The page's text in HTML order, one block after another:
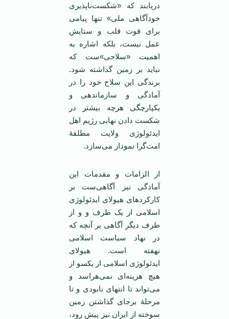
دریابند که «شکست‌ناپذیری
خودآگاهی ملی» تنها پیامی
برای قوت قلب و ستایش
عمل نیست، بلکه اشاره به
اهمیت «سلاحی»‌ست که
نباید بر زمین گذاشته شود.
برندگی این سلاح خود را در
آمادگی و سازماندهی و
یکپارچگی هرچه بیشتر در
شکست دادن نهایی رژیم اهل
ایدئولوژی ولایت مطلقۀ
امت‌گرا نمودار می‌سازد.
از الزامات و مقدمات این
آمادگی نیز آگاهی‌ست بر
کارکردهای هیولای ایدئولوژی
اسلامی از یک طرف و و از
طرف دیگر آگاهی بر آنچه که
در نهاد سیاست اسلامی
نهفته است. هیولای
ایدئولوژی اسلامی از یکسو از
هیچ هزینه‌ای نمی‌هراسد و
می‌تواند تا انتهای نابودی و تا
مرحلۀ برجای گذاشتن زمین
سوخته از ایران نیز پیش رود،